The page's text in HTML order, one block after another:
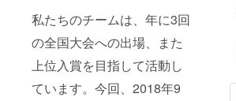
私たちのチームは、年に3回
の全国大会への出場、また
上位入賞を目指して活動し
ています。今回、2018年9